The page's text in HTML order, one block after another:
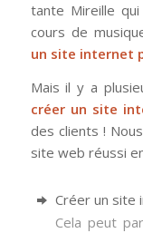
tante Mireille
cours de
un site internet
Mais il y a
créer un site
des clients !
site web réussi
Créer un site
Cela peut